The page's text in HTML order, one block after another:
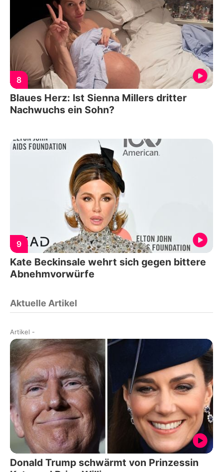
8
Blaues Herz: Ist Sienna Millers dritter
Nachwuchs ein Sohn?
9
Kate Beckinsale wehrt sich gegen bittere
Abnehmvorwürfe
Aktuelle Artikel
Artikel -
Donald Trump schwärmt von Prinzessin